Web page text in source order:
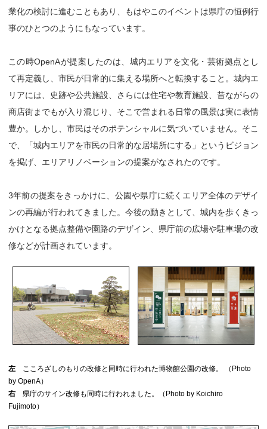
業化の検討に進むこともあり、もはやこのイベントは県庁の恒例行
事のひとつのようにもなっています。
この時OpenAが提案したのは、城内エリアを文化・芸術拠点とし
て再定義し、市民が日常的に集える場所へと転換すること。城内エ
リアには、史跡や公共施設、さらには住宅や教育施設、昔ながらの
商店街までもが入り混じり、そこで営まれる日常の風景は実に表情
豊か。しかし、市民はそのポテンシャルに気づいていません。そこ
で、「城内エリアを市民の日常的な居場所にする」というビジョン
を掲げ、エリアリノベーションの提案がなされたのです。
3年前の提案をきっかけに、公園や県庁に続くエリア全体のデザイ
ンの再編が行われてきました。今後の動きとして、城内を歩くきっ
かけとなる拠点整備や園路のデザイン、県庁前の広場や駐車場の改
修などが計画されています。
左
こころざしのもりの改修と同時に行われた博物館公園の改修。 （Photo
by OpenA）
右 県庁のサイン改修も同時に行われました。（Photo by Koichiro
Fujimoto）